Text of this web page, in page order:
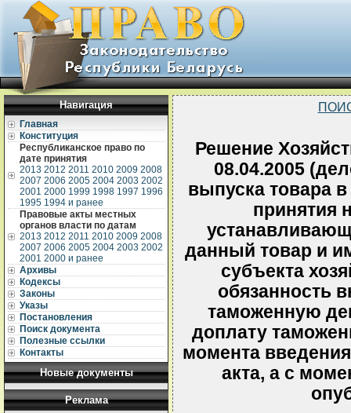
Навигация
Главная
Конституция
Республиканское право по
дате принятия
2013 2012 2011 2010 2009 2008
2007 2006 2005 2004 2003 2002
2001 2000 1999 1998 1997 1996
1995 1994 и ранее
Правовые акты местных
органов власти по датам
2013 2012 2011 2010 2009 2008
2007 2006 2005 2004 2003 2002
2001 2000 и ранее
Архивы
Кодексы
Законы
Указы
Постановления
Поиск документа
Полезные ссылки
Контакты
Новые документы
Реклама
Решение
08.04.2005
выпуска товара
принятия
данный товар и
субъекта
обязанность
таможенную
доплату
момента
акта, а с